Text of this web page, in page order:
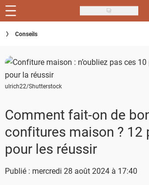
Skip
to
main
Recettes
Inspirations
Conseils
Actus
Conseils
ulrich22/Shutterstock
Comment fait-on de
confitures maison ? 12
pour les réussir
Publié : mercredi 28 août 2024 à 17:40